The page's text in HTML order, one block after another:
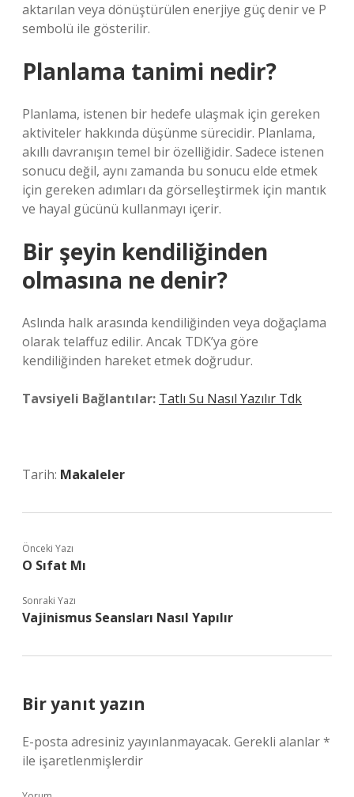
aktarılan veya dönüştürülen enerjiye güç denir ve P
sembolü ile gösterilir.
Planlama tanimi nedir?
Planlama, istenen bir hedefe ulaşmak için gereken
aktiviteler hakkında düşünme sürecidir. Planlama,
akıllı davranışın temel bir özelliğidir. Sadece istenen
sonucu değil, aynı zamanda bu sonucu elde etmek
için gereken adımları da görselleştirmek için mantık
ve hayal gücünü kullanmayı içerir.
Bir şeyin kendiliğinden
olmasına ne denir?
Aslında halk arasında kendiliğinden veya doğaçlama
olarak telaffuz edilir. Ancak TDK’ya göre
kendiliğinden hareket etmek doğrudur.
Tavsiyeli Bağlantılar: Tatlı Su Nasıl Yazılır Tdk
Tarih: Makaleler
Önceki Yazı
O Sıfat Mı
Sonraki Yazı
Vajinismus Seansları Nasıl Yapılır
Bir yanıt yazın
E-posta adresiniz yayınlanmayacak. Gerekli alanlar*
ile işaretlenmişlerdir